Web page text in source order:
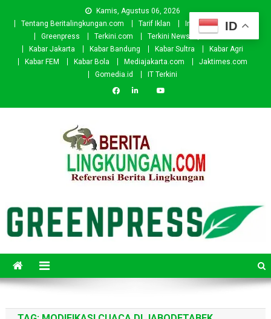
Kamis, Agustus 06, 2026
Tentang Beritalingkungan.com
Tarif Iklan Investor
Donasi
Greenpress
Terkini.com Terkini News
Kabar.id
Kabar Jakarta
Kabar Bandung Kabar Sultra
Kabar Agri
Kabar FEM
Kabar Bola Mediajakarta.com
Jaktimes.com
Gomedia.id
IT Terkini
ID